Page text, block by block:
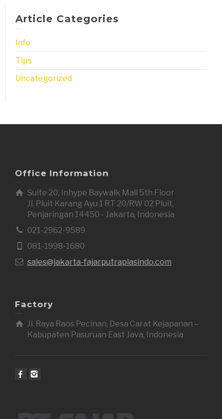
Article Categories
Info
Tips
Uncategorized
Office Information
Suite 20, Inhype Baywalk Mall 5th Floor
Jl. Pluit Karang Ayu 1 RT 20/RW 02 Pluit,
Penjaringan 14450 - Jakarta, Indonesia
021-2962-9589
081-1998-1680
sales@jakarta-fajarputraplasindo.com
Factory
Jl. Raya Raos Pecinan, Desa Carat Kejapanan –
Kabupaten Pasuruan East Java, Indonesia